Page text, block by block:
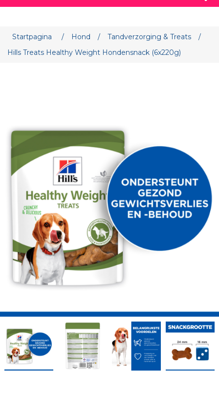
Startpagina / Hond / Tandverzorging & Treats
/
Hills Treats Healthy Weight Hondensnack (6x220g)